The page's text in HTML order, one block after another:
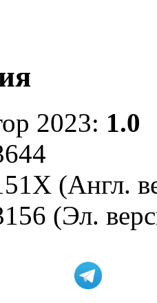
2023: 1.0
(Англ.
(Эл.